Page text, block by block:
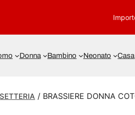
Donna Bambino Neonato Casa
/ BRASSIERE DONNA